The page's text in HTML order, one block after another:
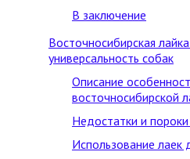
В заключение
Восточносибирская
универсальность собак
Описание
восточносибирской
Недостатки и
Использование лаек